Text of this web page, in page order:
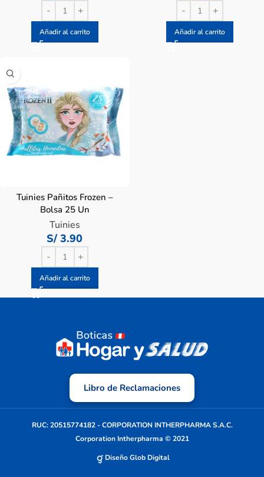
Añadir al carrito Añadir al carrito
Tuinies Pañitos Frozen –
Bolsa 25 Un
Tuinies
S/ 3.90
Añadir al carrito
Libro de Reclamaciones
RUC: 20515774182 - CORPORATION INTHERPHARMA S.A.C.
Corporation Intherpharma © 2021
Diseño Glob Digital